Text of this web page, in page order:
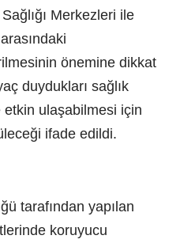
Merkezleri ile
önemine dikkat
duydukları sağlık
etkin ulaşabilmesi için
ifade edildi.
tarafından yapılan
koruyucu